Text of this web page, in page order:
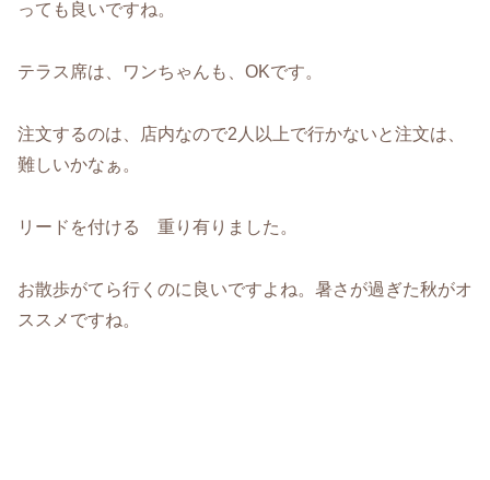
っても良いですね。
テラス席は、ワンちゃんも、OKです。
注文するのは、店内なので2人以上で行かないと注文は、
難しいかなぁ。
リードを付ける 重り有りました。
お散歩がてら行くのに良いですよね。暑さが過ぎた秋がオ
ススメですね。